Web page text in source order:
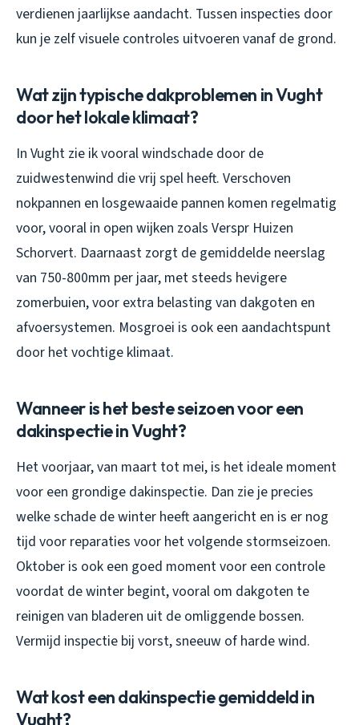
verdienen jaarlijkse aandacht. Tussen inspecties door
kun je zelf visuele controles uitvoeren vanaf de grond.
Wat zijn typische dakproblemen in Vught
door het lokale klimaat?
In Vught zie ik vooral windschade door de
zuidwestenwind die vrij spel heeft. Verschoven
nokpannen en losgewaaide pannen komen regelmatig
voor, vooral in open wijken zoals Verspr Huizen
Schorvert. Daarnaast zorgt de gemiddelde neerslag
van 750-800mm per jaar, met steeds hevigere
zomerbuien, voor extra belasting van dakgoten en
afvoersystemen. Mosgroei is ook een aandachtspunt
door het vochtige klimaat.
Wanneer is het beste seizoen voor een
dakinspectie in Vught?
Het voorjaar, van maart tot mei, is het ideale moment
voor een grondige dakinspectie. Dan zie je precies
welke schade de winter heeft aangericht en is er nog
tijd voor reparaties voor het volgende stormseizoen.
Oktober is ook een goed moment voor een controle
voordat de winter begint, vooral om dakgoten te
reinigen van bladeren uit de omliggende bossen.
Vermijd inspectie bij vorst, sneeuw of harde wind.
Wat kost een dakinspectie gemiddeld in
Vught?